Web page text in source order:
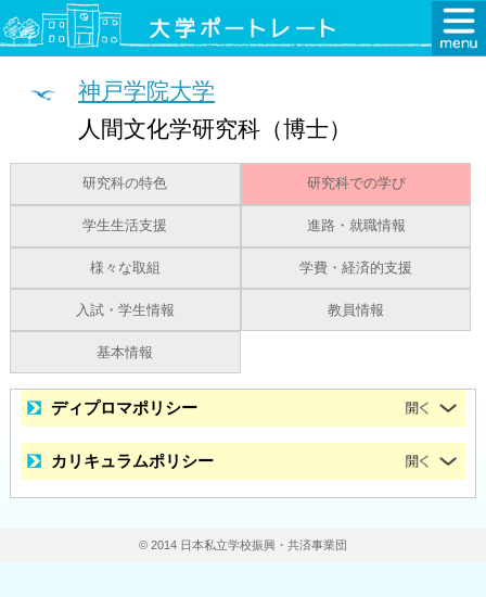
神戸学院大学
人間文化学研究科（博士）
研究科の特色 研究科での学び
学生生活支援 進路・就職情報
様々な取組 学費・経済的支援
入試・学生情報 教員情報
基本情報
ディプロマポリシー
カリキュラムポリシー
© 2014 日本私立学校振興・共済事業団